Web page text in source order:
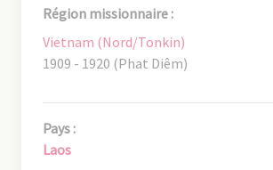
Région missionnaire :
Vietnam (Nord/Tonkin)
1909 - 1920 (Phat Diêm)
Pays :
Laos